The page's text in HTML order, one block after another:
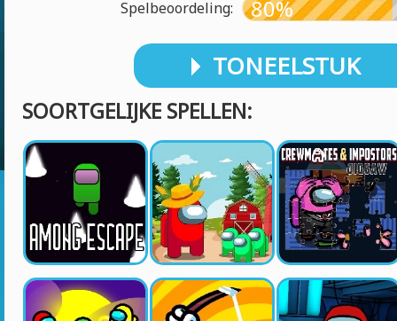
Spelbeoordeling: 80%
TONEELSTUK
SOORTGELIJKE SPELLEN: